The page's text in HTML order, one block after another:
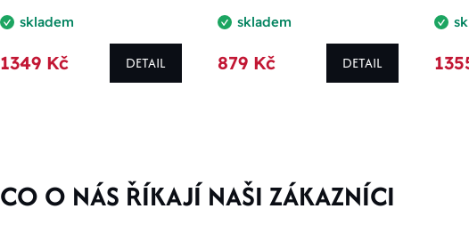
skladem
1349 Kč DETAIL
skladem
879 Kč DETAIL
CO O NÁS ŘÍKAJÍ NAŠI ZÁKAZNÍCI